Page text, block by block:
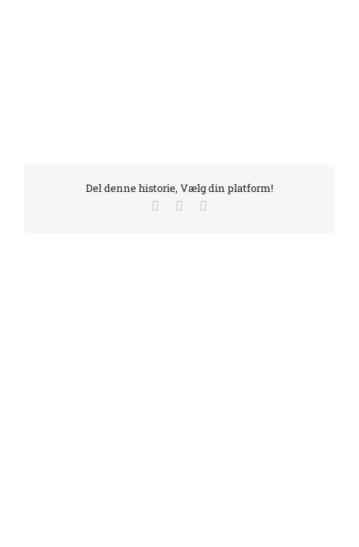
Del denne historie, Vælg din platform!
FacebookLinkedIn